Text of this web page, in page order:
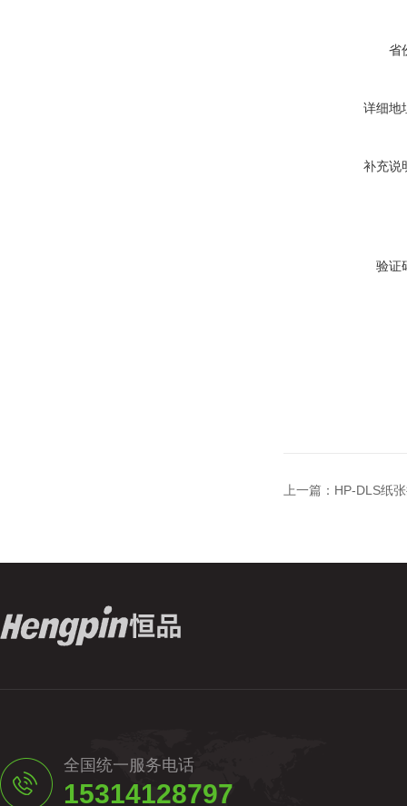
省
详细地
补充说
验证
上一篇： HP-DLS纸
全国统一服务电话
15314128797